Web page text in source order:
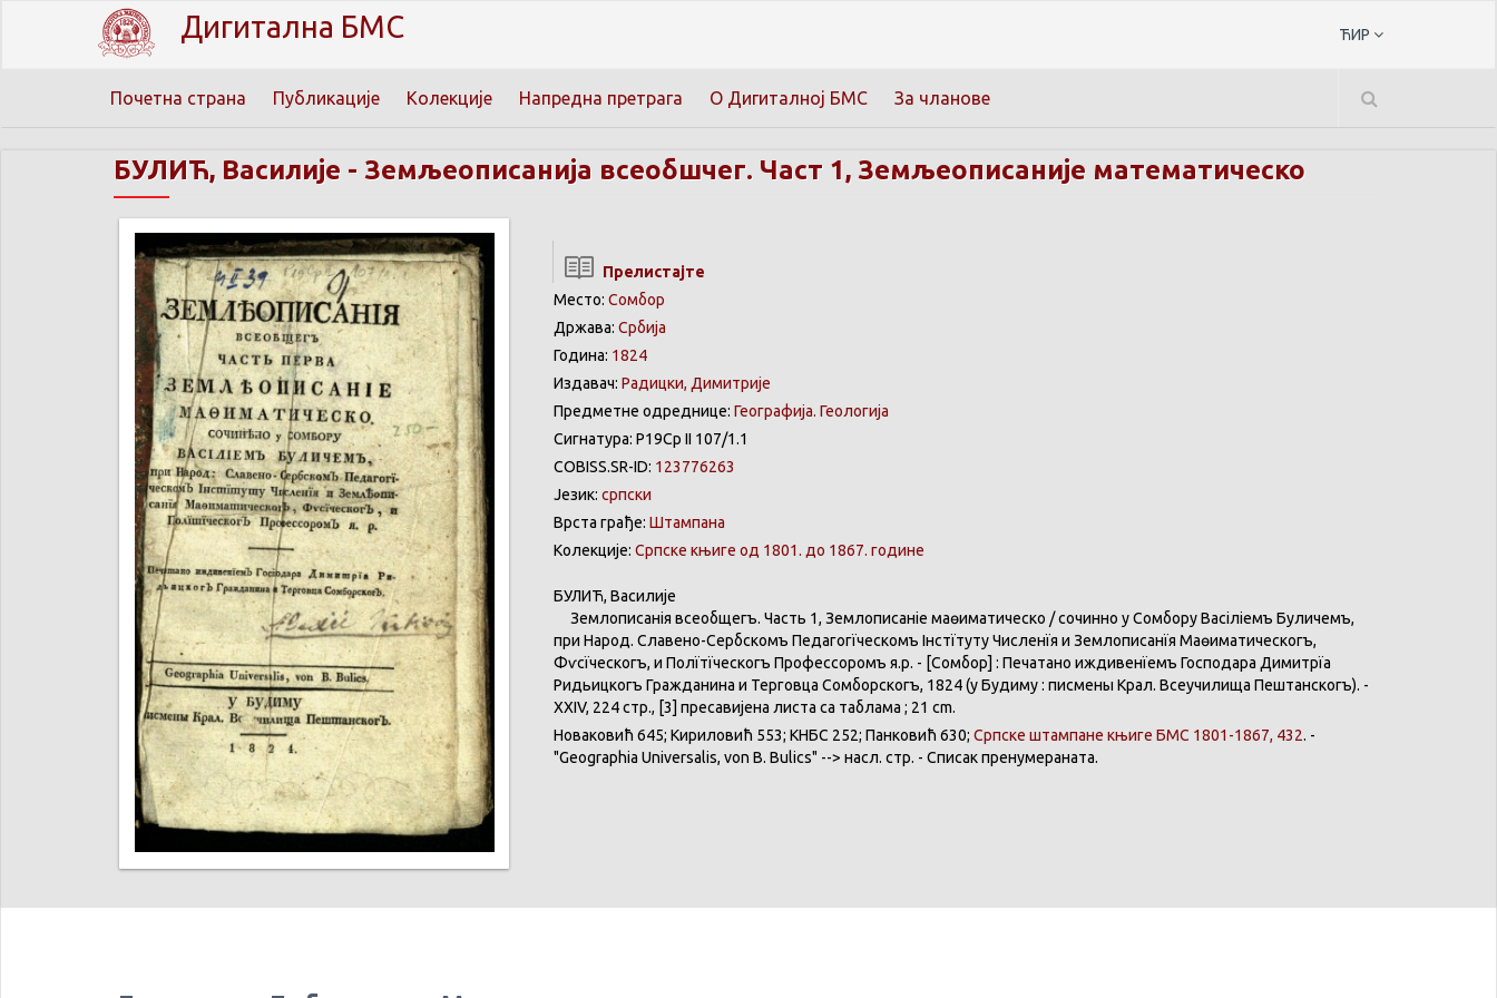
Дигитална БМС ЋИР
Почетна страна Публикације Колекције Напредна претрага О Дигиталној БМС За чланове
БУЛИЋ, Василије - Земљеописанија всеобшчег. Част 1, Земљеописаније математическо
Прелистајте
Место: Сомбор
Држава: Србија
Година: 1824
Издавач: Радицки, Димитрије
Предметне одреднице: Географија. Геологија
Сигнатура: Р19Ср II 107/1.1
COBISS.SR-ID: 123776263
Језик: српски
Врста грађе: Штампана
Колекције: Српске књиге од 1801. до 1867. године
БУЛИЋ, Василије
Землѣописанія всеобщегъ. Часть 1, Землѣописаніе маөиматическо /сочинѣно уСомборуВасіліемъ Буличемъ,
при Народ. Славено-Сербскомъ Педагогїческомъ ІнстїтутуЧисленїя и Землѣописанїя Маөиматическогъ,
Фѵсїческогъ, и Полїтїческогъ Профессоромъ я.р. - [Сомбор] : Печатано иждивенїемъ Господара Димитрїа
Ридьицкогъ Гражданина и Терговца Сомборскогъ, 1824 (уБудиму: писмены Крал. Всеучилища Пештанскогъ). -
XXIV, 224 стр., [3] пресавијена листа са таблама ; 21 cm.
Новаковић 645; Кириловић 553; КНБС 252; Панковић 630; Српске штампане књиге БМС 1801-1867, 432. -
"Geographia Universalis, von B. Bulics" --> насл. стр. - Списакпренумераната.